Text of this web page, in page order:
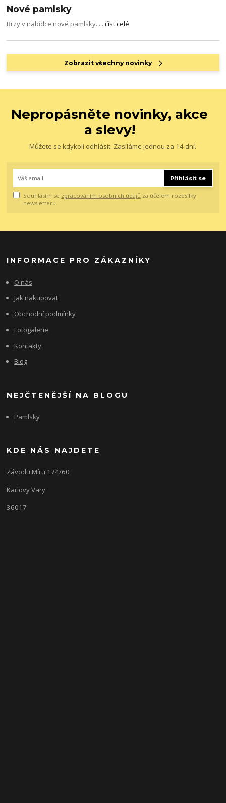
Nové pamlsky
Brzy v nabídce nové pamlsky.....číst celé
Zobrazit všechny novinky
Nepropásněte novinky, akce
a slevy!
Můžete se kdykoli odhlásit. Zasíláme jednou za 14 dní.
Přihlásit se
Souhlasím se zpracováním osobních údajů za účelem rozesílky
newsletteru.
INFORMACE PRO ZÁKAZNÍKY
O nás
Jak nakupovat
Obchodní podmínky
Fotogalerie
Kontakty
Blog
NEJČTENĚJŠÍ NA BLOGU
Pamlsky
KDE NÁS NAJDETE
Závodu Míru 174/60
Karlovy Vary
36017